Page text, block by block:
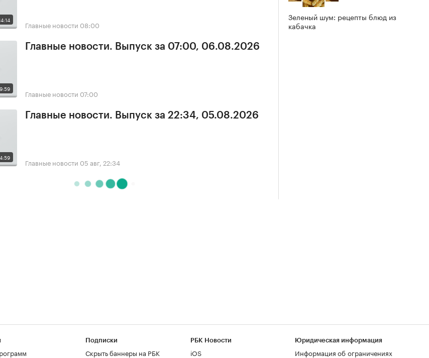
Главные новости 08:00
9:59
Главные новости. Выпуск за 07:00, 06.08.2026
Главные новости 07:00
4:59
Главные новости. Выпуск за 22:34, 05.08.2026
Главные новости 05 авг, 22:34
Зеленый шум: рецепты блюд из
кабачка
Подписки
Скрыть баннеры на РБК
РБК Новости
iOS
Юридическая информация
Информация об ограничениях